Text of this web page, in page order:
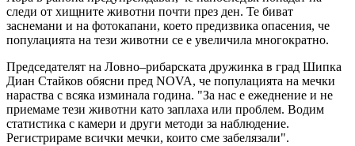
следи от хищните животни почти през ден. Те биват
заснемани и на фотокапани, което предизвика опасения, че
популацията на тези животни се е увеличила многократно.
Председателят на Ловно–рибарската дружинка в град Шипка
Диан Стайков обясни пред NOVA, че популацията на мечки
нараства с всяка изминала година. "За нас е ежеднение и не
приемаме тези животни като заплаха или проблем. Водим
статистика с камери и други методи за наблюдение.
Регистрираме всички мечки, които сме забелязали".